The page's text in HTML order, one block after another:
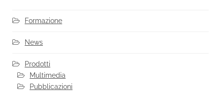
Formazione
News
Prodotti
Multimedia
Pubblicazioni